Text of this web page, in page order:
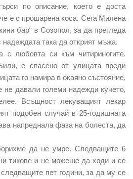
по описание, което е доста
е с прошарена коса. Сега Милена
бар“ в Созопол, за да прегледа
надеждата така да открият мъжа.
с любовта си към читириногите.
е спасено от улицата преди
го намира в окаяно състояние,
не давали големи надежди кучето,
Всъщност лекуващият лекар
подобен случай в 25-годишната
напреднала фаза на болеста, да
да не умре. Следващите 6
тикове и не можеше да ходи и се
пет години, за да му се